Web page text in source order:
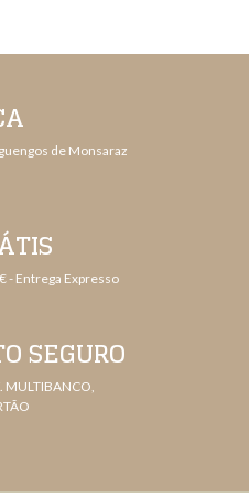
de Monsaraz
- Entrega Expresso
SEGURO
MULTIBANCO,